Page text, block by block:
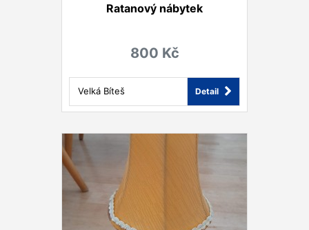
Ratanový nábytek
800 Kč
Velká Bíteš Detail